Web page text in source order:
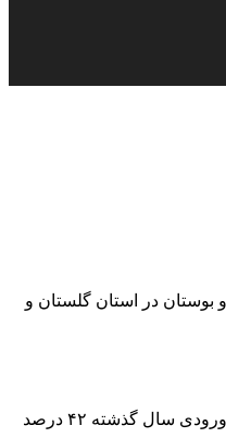
در استان گلستان و
در مجموع از ابتدای سال آبی جاری تا پانزدهم شهریور ۲۴ میلیارد و ۳۳۰ میلیون مترمکعب آب وارد سدهای کشور شده است که در مقایسه با ۴۱ میلیارد و ۸۳۰ میلیون مترمکعب ورودی سال گذشته ۴۲ درصد